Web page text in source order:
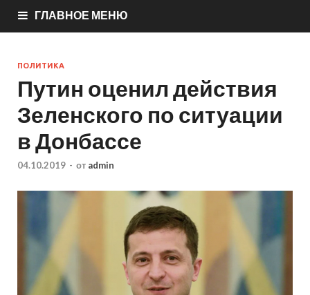
ГЛАВНОЕ МЕНЮ
ПОЛИТИКА
Путин оценил действия
Зеленского по ситуации
в Донбассе
04.10.2019 - от admin